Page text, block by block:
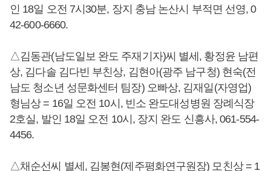
인 18일 오전 7시30분, 장지 충남 논산시 부적면 선영, 0
42-600-6660.
△김동관(남도일보 완도 주재기자)씨 별세, 황정윤 남편
상, 김다솔 김다빈 부친상, 김현아(광주 남구청) 현숙(전
남도 청소년 성문화센터 팀장) 오빠상, 김재일(자영업)
형님상 = 16일 오전 10시, 빈소 완도대성병원 장례식장
2호실, 발인 18일 오전 10시, 장지 완도 신흥사, 061-554-
4456.
△채순선씨 별세, 김봉현(제주평화연구원장) 모친상 = 1